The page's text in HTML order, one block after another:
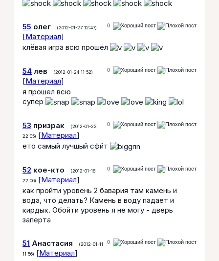
0
55 олег (2012-01-27 12:47)
[Материал]
клёвая игра всю прошёл
0
54 лев (2012-01-24 11:52)
[Материал]
я прошел всю
супер
0
53 призрак
(2012-01-22
22:05) [Материал]
ето самый лучшый сфйт
0
52 кое-кто
(2012-01-18
22:06) [Материал]
как пройти уровень 2 бавария там камень и
вода, что делать? Камень в воду падает и
кирдык. Обойти уровень я не могу - дверь
заперта
0
51 Анастасия
(2012-01-11
11:56) [Материал]